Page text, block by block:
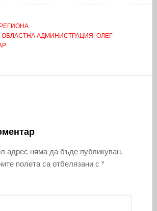
ОБЛАСТНА АДМИНИСТРАЦИЯ , ОЛЕГ
адрес няма да бъде публикуван.
полета са отбелязани с *